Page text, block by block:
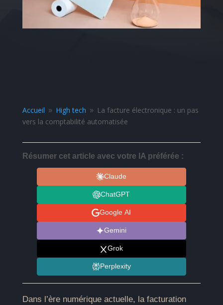
Accueil 9 High tech 9
La facture électronique : un pas
vers la comptabilité automatisée
Résumer cet article avec votre IA préférée :
Claude
ChatGPT
Google AI
Gemini
Grok
Perplexity
Dans l’ère numérique actuelle, la facturation